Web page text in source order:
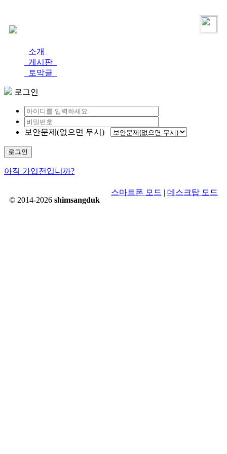
소개
게시판
토막글
로그인
보안문제(없으면 무시)
로그인
아직 가입전입니까?
© 2014-2026 shimsangduk
스마트폰 모드 | 데스크탑 모드